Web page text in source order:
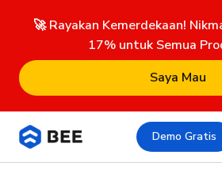
🚀 Rayakan Kemerdekaan!
17% untuk Semua
Saya Mau
Demo Gratis